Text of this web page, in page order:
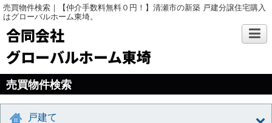
売買物件検索｜【仲介手数料無料０円！】清瀬市の新築 戸建分譲住宅購入
はグローバルホーム東埼。
合同会社
グローバルホーム東埼
売買物件検索
戸建て